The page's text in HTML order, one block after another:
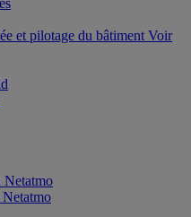
et pilotage du bâtiment Voir